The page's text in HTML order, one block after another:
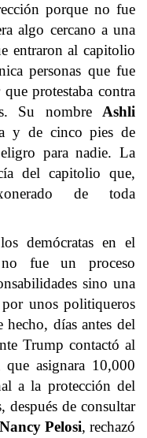
porque no fue
algo cercano a una
entraron al capitolio
personas que fue
protestaba contra
Su nombre Ashli
y de cinco pies de
para nadie. La
del capitolio que,
de toda
demócratas en el
no fue un proceso
sino una
unos politiqueros
hecho, días antes del
Trump contactó al
que asignara 10,000
a la protección del
de consultar
Nancy Pelosi, rechazó